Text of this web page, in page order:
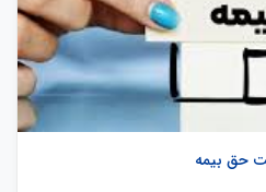
حق بیمه